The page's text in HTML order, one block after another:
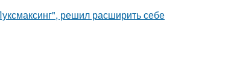
решил расширить себе